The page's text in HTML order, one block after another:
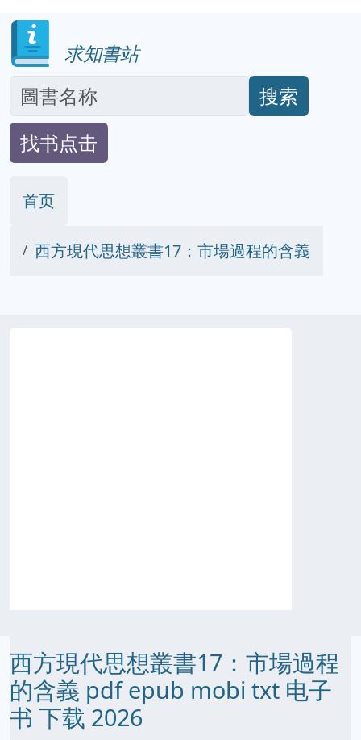
求知書站
搜索
找书点击
首页
西方現代思想叢書17：市場過程的含義
西方現代思想叢書17：市場過程
的含義 pdf epub mobi txt 电子
书 下载 2026